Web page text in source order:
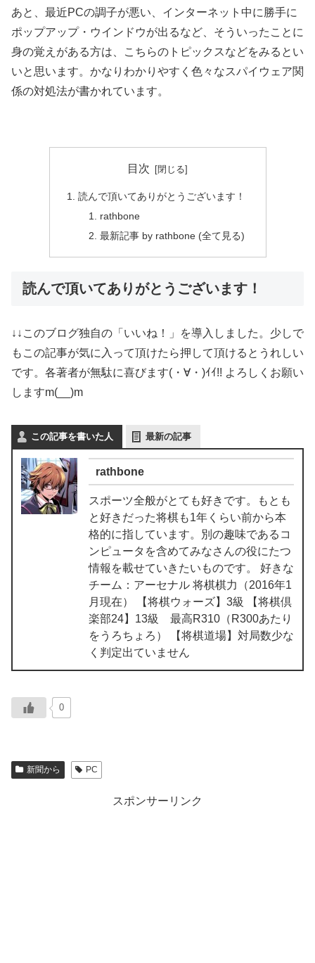
あと、最近PCの調子が悪い、インターネット中に勝手に
ポップアップ・ウインドウが出るなど、そういったことに
身の覚えがある方は、こちらのトピックスなどをみるとい
いと思います。かなりわかりやすく色々なスパイウェア関
係の対処法が書かれています。
目次
読んで頂いてありがとうございます！
rathbone
最新記事 by rathbone (全て見る)
読んで頂いてありがとうございます！
↓↓このブログ独自の「いいね！」を導入しました。少しで
もこの記事が気に入って頂けたら押して頂けるとうれしい
です。各著者が無駄に喜びます(・∀・)ｲｲ!! よろしくお願い
しますm(__)m
この記事を書いた人 最新の記事
rathbone
スポーツ全般がとても好きです。もとも
と好きだった将棋も1年くらい前から本
格的に指しています。別の趣味であるコ
ンピュータを含めてみなさんの役にたつ
情報を載せていきたいものです。 好きな
チーム：アーセナル 将棋棋力（2016年1
月現在） 【将棋ウォーズ】3級 【将棋倶
楽部24】13級 最高R310（R300あたり
をうろちょろ） 【将棋道場】対局数少な
く判定出ていません
0
新聞から PC
スポンサーリンク